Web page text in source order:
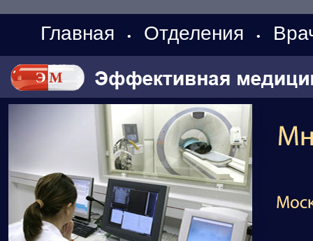
Главная • Отделения •